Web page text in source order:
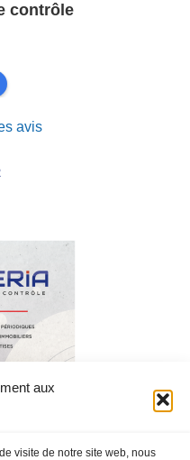
aux
visite de notre site web, nous
contrôle
avis